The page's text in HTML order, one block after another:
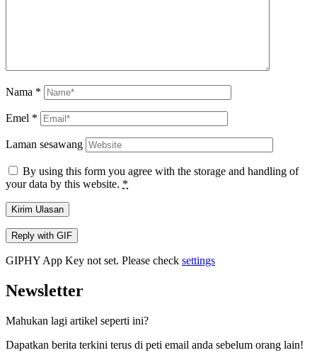
Nama *
Emel *
Laman sesawang
By using this form you agree with the storage and handling of
your data by this website. *
Kirim Ulasan
Reply with GIF
GIPHY App Key not set. Please check settings
Newsletter
Mahukan lagi artikel seperti ini?
Dapatkan berita terkini terus di peti email anda sebelum orang lain!